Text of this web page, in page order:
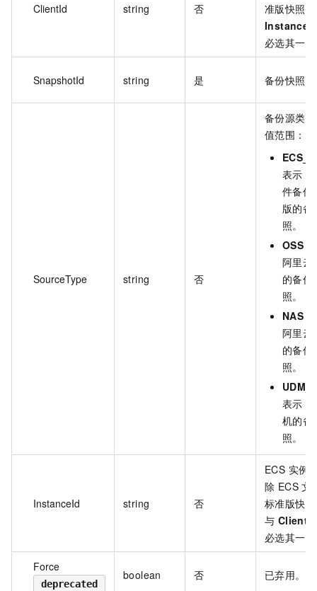
ClientId string 否
准版快照
必选其一。
SnapshotId string 是 备份快照
SourceType string 否
备份源类
值范围：
表示
件备份
版的备
照。
OSS
阿里云
的备份
照。
NAS
阿里云
的备份
照。
表示
机的备
照。
InstanceId string 否
ECS 实例
除 ECS 文
标准版快
与
必选其一。
Force
deprecated
boolean 否 已弃用。